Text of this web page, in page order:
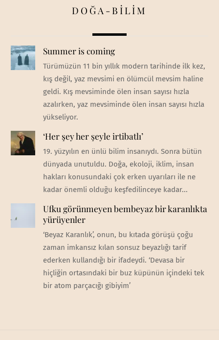
DOĞA-BİLİM
Summer is coming
Türümüzün 11 bin yıllık modern tarihinde ilk kez,
kış değil, yaz mevsimi en ölümcül mevsim haline
geldi. Kış mevsiminde ölen insan sayısı hızla
azalırken, yaz mevsiminde ölen insan sayısı hızla
yükseliyor.
‘Her şey her şeyle irtibatlı’
19. yüzyılın en ünlü bilim insanıydı. Sonra bütün
dünyada unutuldu. Doğa, ekoloji, iklim, insan
hakları konusundaki çok erken uyarıları ile ne
kadar önemli olduğu keşfedilinceye kadar...
Ufku görünmeyen bembeyaz bir karanlıkta
yürüyenler
‘Beyaz Karanlık’, onun, bu kıtada görüşü çoğu
zaman imkansız kılan sonsuz beyazlığı tarif
ederken kullandığı bir ifadeydi. ‘Devasa bir
hiçliğin ortasındaki bir buz küpünün içindeki tek
bir atom parçacığı gibiyim’